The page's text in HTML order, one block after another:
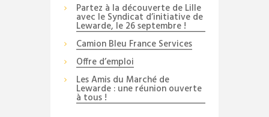
Partez à la découverte de Lille
avec le Syndicat d’initiative de
Lewarde, le 26 septembre !
Camion Bleu France Services
Offre d’emploi
Les Amis du Marché de
Lewarde : une réunion ouverte
à tous !